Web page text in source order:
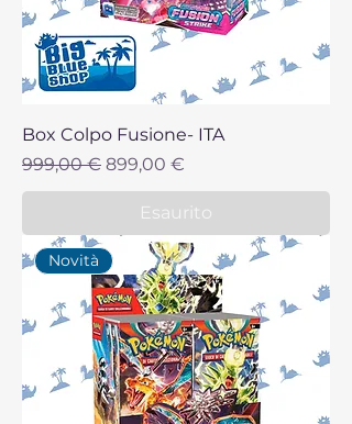
Box Colpo Fusione- ITA
Prezzo regolare
999,00 € Prezzo scontato
899,00 €
Esaurito
Novità